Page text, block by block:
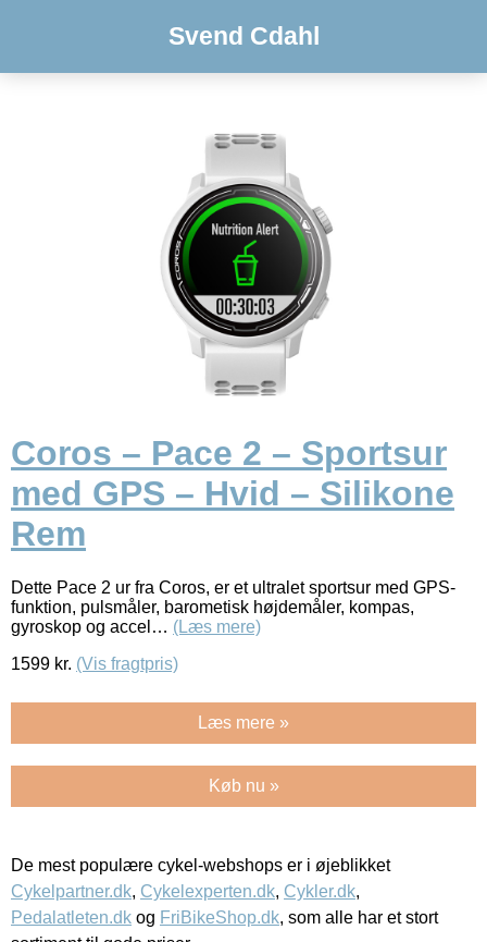
Svend Cdahl
Coros – Pace 2 – Sportsur
med GPS – Hvid – Silikone
Rem
Dette Pace 2 ur fra Coros, er et ultralet sportsur med GPS-
funktion, pulsmåler, barometisk højdemåler, kompas,
gyroskop og accel… (Læs mere)
1599 kr. (Vis fragtpris)
Læs mere »
Køb nu »
De mest populære cykel-webshops er i øjeblikket
Cykelpartner.dk, Cykelexperten.dk, Cykler.dk,
Pedalatleten.dk og FriBikeShop.dk, som alle har et stort